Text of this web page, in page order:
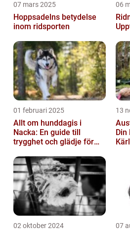
07 mars 2025
Hoppsadelns betydelse
inom ridsporten
06
01 februari 2025
Allt om hunddagis i
Nacka: En guide till
trygghet och glädje för
13
Din
02 oktober 2024 07